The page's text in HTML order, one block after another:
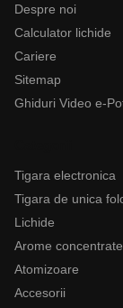
Despre noi
Calculator lichide
Cariere
Sitemap
Ghiduri Video e-
Tigara electronica
Tigara de unica
Lichide
Arome concentrate
Atomizoare
Accesorii